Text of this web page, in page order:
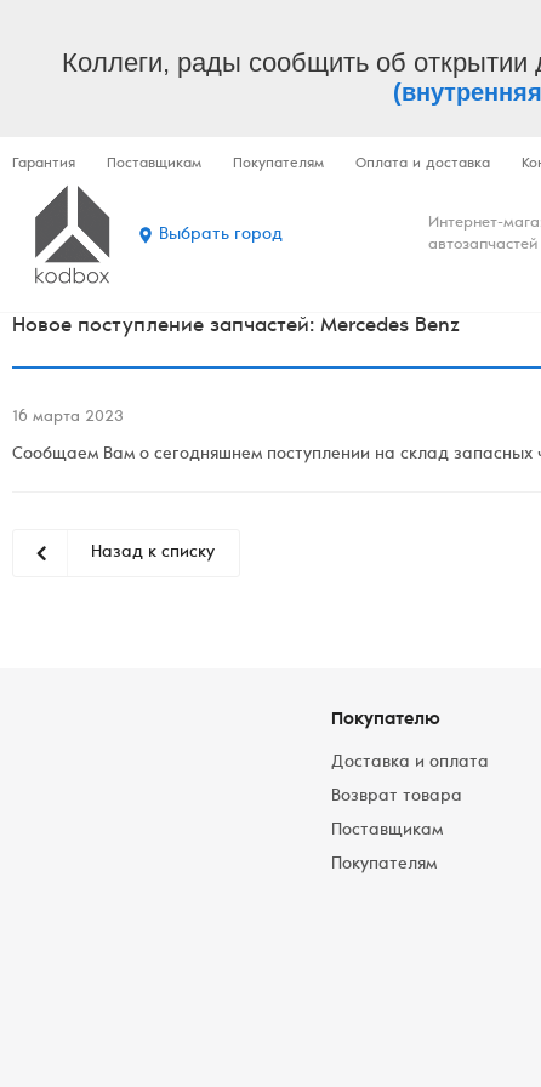
Коллеги, рады сообщить об открытии
Гарантия Поставщикам Покупателям Оплата и доставка
Выбрать город
Интернет-
автозапчастей
Новое поступление запчастей: Mercedes Benz
16 марта 2023
Сообщаем Вам о сегодняшнем поступлении на склад запасных
Назад к списку
Покупателю
Доставка и оплата
Возврат товара
Поставщикам
Покупателям